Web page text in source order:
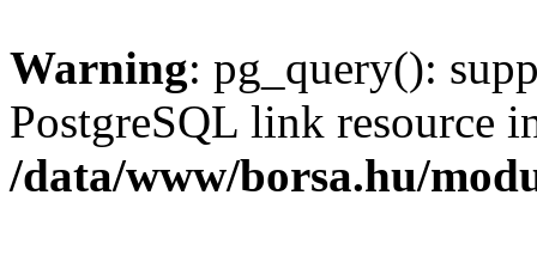
Warning: pg_query():
PostgreSQL link resource
/data/www/borsa.hu/